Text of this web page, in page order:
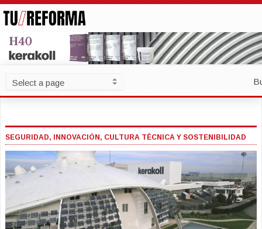
SEGURIDAD, INNOVACIÓN, CULTURA TÉCNICA Y SOSTENIBILIDAD